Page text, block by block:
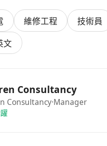
維修工程
技術員
文
Consultancy
Consultancy·Manager